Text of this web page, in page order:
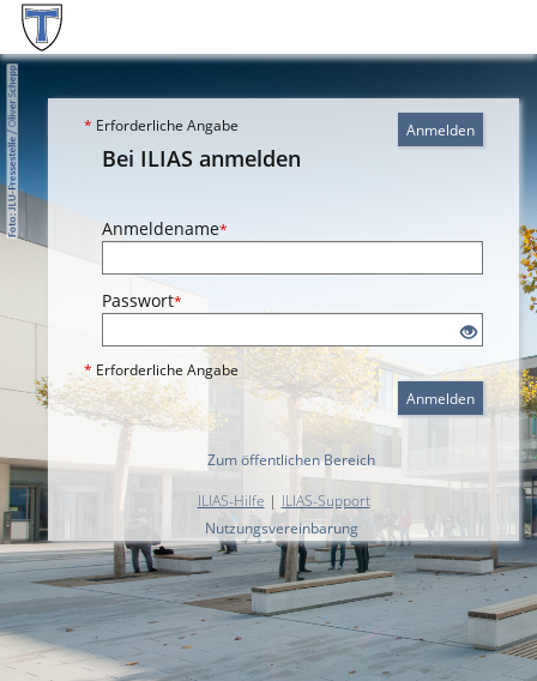
Anmelden
* Erforderliche Angabe
Bei ILIAS anmelden
Anmeldename*
Passwort*
* Erforderliche Angabe
Anmelden
Zum öffentlichen Bereich
ILIAS-Hilfe | ILIAS-Support
Nutzungsvereinbarung